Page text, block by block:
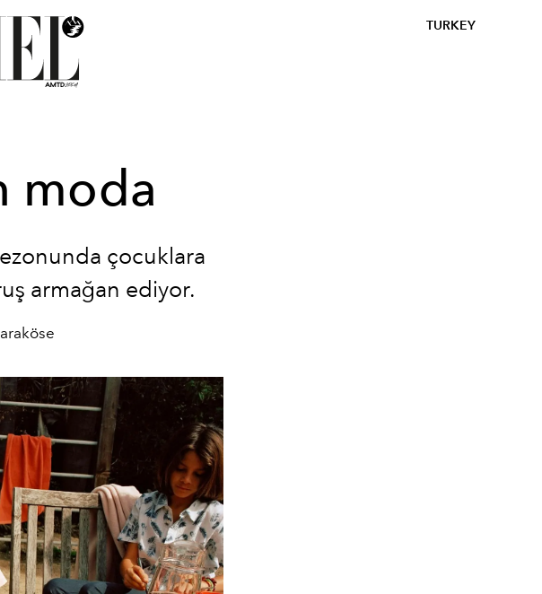
TURKEY
moda
çocuklara
armağan ediyor.